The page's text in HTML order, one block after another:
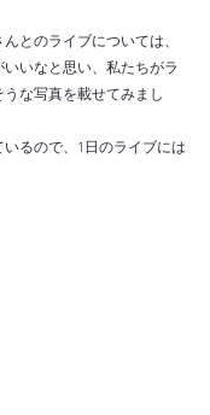
とのライブについては、
いなと思い、私たちがラ
な写真を載せてみまし
るので、1日のライブには